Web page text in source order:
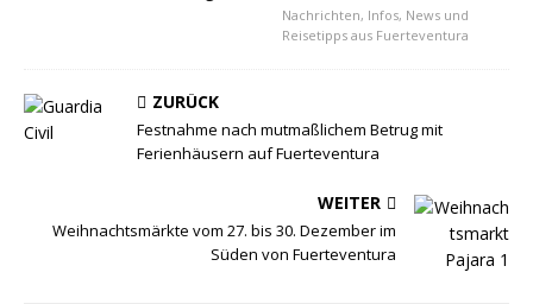
Nachrichten, Infos, News und
Reisetipps aus Fuerteventura
ZURÜCK
Festnahme nach mutmaßlichem Betrug mit
Ferienhäusern auf Fuerteventura
WEITER
Weihnachtsmärkte vom 27. bis 30. Dezember im
Süden von Fuerteventura